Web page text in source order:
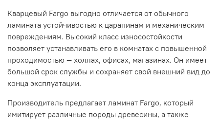
Кварцевый Fargo выгодно отличается от обычного
ламината устойчивостью к царапинам и механическим
повреждениям. Высокий класс износостойкости
позволяет устанавливать его в комнатах с повышенной
проходимостью — холлах, офисах, магазинах. Он имеет
большой срок службы и сохраняет свой внешний вид до
конца эксплуатации.
Производитель предлагает ламинат Fargo, который
имитирует различные породы древесины, а также